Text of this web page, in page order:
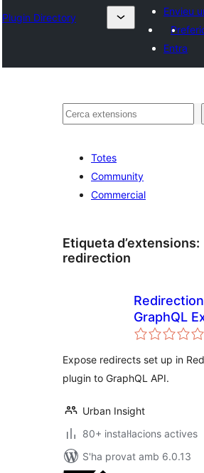
Plugin Directory
Envieu
Entra
Cerca
Totes
Community
Commercial
Etiqueta d’extensions:
redirection
Redirection
GraphQL
Expose redirects set up in
plugin to GraphQL API.
Urban Insight
80+ instal·lacions actives
S'ha provat amb 6.0.13